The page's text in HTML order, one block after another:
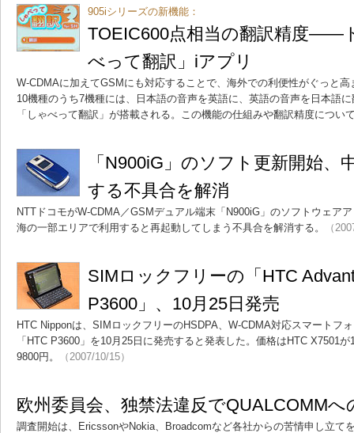
905iシリーズの新機能：
TOEIC600点相当の翻訳精度――
べって翻訳」iアプリ
W-CDMAに加えてGSMにも対応することで、海外での利便性がぐっと
10機種のうち7機種には、日本語の音声を英語に、英語の音声を日本語
「しゃべって翻訳」が搭載される。この機能の仕組みや翻訳精度につい
「N900iG」のソフト更新開始、
する不具合を解消
NTTドコモがW-CDMA／GSMデュアル端末「N900iG」のソフトウェア
海の一部エリアで利用すると再起動してしまう不具合を解消する。
（
SIMロックフリーの「HTC
P3600」、10月25日発売
HTC Nipponは、SIMロックフリーのHSDPA、W-CDMA対応スマートフ
「HTC P3600」を10月25日に発売すると発表した。価格はHTC X7501
9800円。
（2007/10/15）
欧州委員会、独禁法違反でQUALCOMMへ
調査開始は、EricssonやNokia、Broadcomなど各社からの苦情申し立て